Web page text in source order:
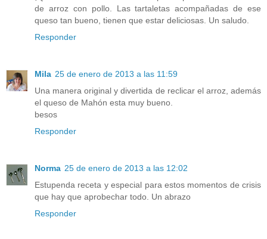
de arroz con pollo. Las tartaletas acompañadas de ese
queso tan bueno, tienen que estar deliciosas. Un saludo.
Responder
Mila 25 de enero de 2013 a las 11:59
Una manera original y divertida de reclicar el arroz, además
el queso de Mahón esta muy bueno.
besos
Responder
Norma 25 de enero de 2013 a las 12:02
Estupenda receta y especial para estos momentos de crisis
que hay que aprobechar todo. Un abrazo
Responder